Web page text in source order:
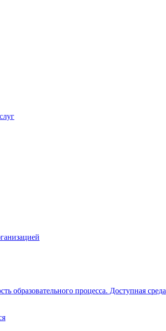
образовательного процесса. Доступная среда